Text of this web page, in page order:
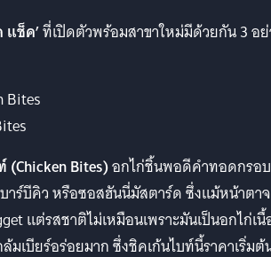
แช็ค’ที่เปิดตัวพร้อมสาขาใหม่มีด้วยกัน 3 อ
(Chicken Bites)อกไก่ชิ้นพอดีคำทอดกรอบ
ร์บีคิว หรือซอสฮันนี่มัสตาร์ด ซึ่งแม้หน้าตา
แต่รสชาติไม่เหมือนเพราะมันเป็นอกไก่เนื้
มเบียร์อร่อยมาก ซึ่งชิคเก้นไบท์นี้ราคาเริ่มต้